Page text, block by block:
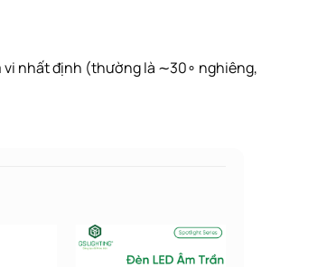
vi nhất định (thường là ∼30∘ nghiêng,